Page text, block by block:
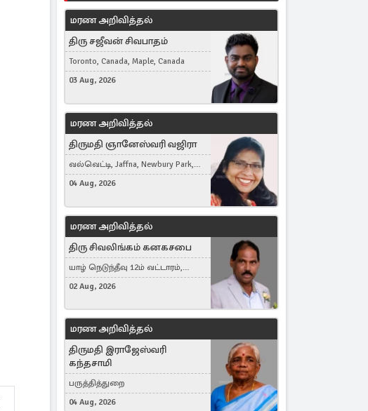
மரண அறிவித்தல்
திரு சஜீவன் சிவபாதம்
Toronto, Canada, Maple, Canada
03 Aug, 2026
மரண அறிவித்தல்
திருமதி ஞானேஸ்வரி வஜிரா
வல்வெட்டி, Jaffna, Newbury Park,
United Kingdom
04 Aug, 2026
மரண அறிவித்தல்
திரு சிவலிங்கம் கனகசபை
யாழ் நெடுந்தீவு 12ம் வட்டாரம்,
Jaffna, நயினாதீவு, London, United
02 Aug, 2026
மரண அறிவித்தல்
திருமதி இராஜேஸ்வரி
கந்தசாமி
பருத்தித்துறை
04 Aug, 2026